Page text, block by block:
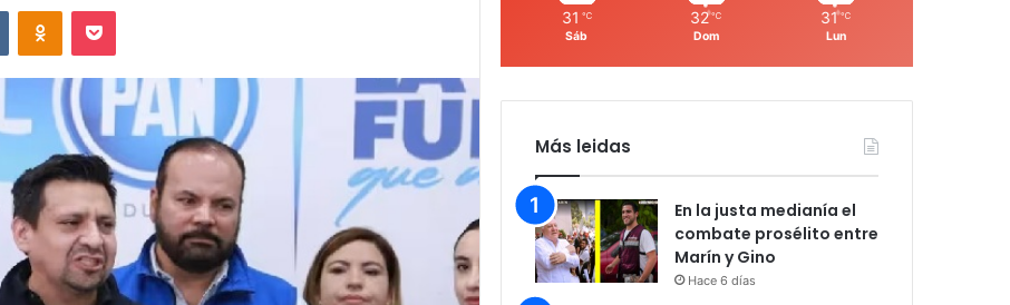
VKontakteOdnoklassniki
Pocket 31 ℃
Sáb
32 ℃
Dom
31 ℃
Lun
Más leidas
En la justa medianía el
combate prosélito entre
Marín y Gino
Hace 6 días